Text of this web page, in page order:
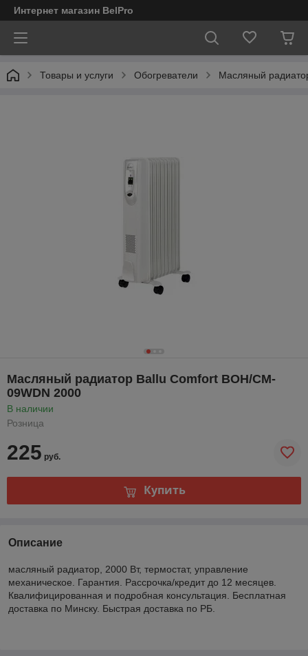
Интернет магазин BelPro
Товары и услуги Обогреватели Масляный
Масляный радиатор Ballu Comfort BOH/CM-
09WDN 2000
В наличии
Розница
225 руб.
Купить
Описание
масляный радиатор, 2000 Вт, термостат, управление
механическое. Гарантия. Рассрочка/кредит до 12 месяцев.
Квалифицированная и подробная консультация. Бесплатная
доставка по Минску. Быстрая доставка по РБ.